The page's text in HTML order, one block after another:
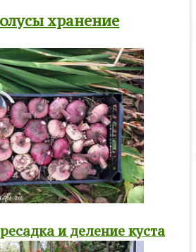
хранение
и деление куста